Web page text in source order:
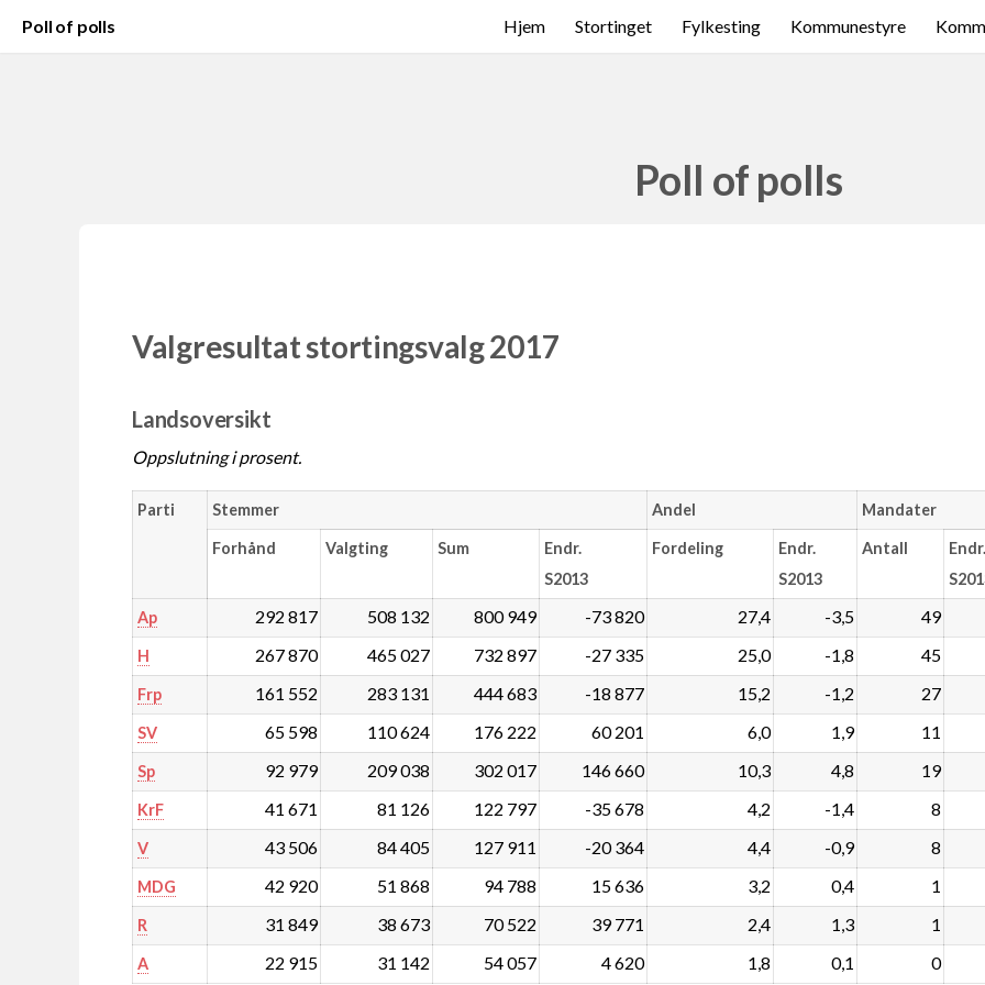
Poll of polls Hjem Stortinget Fylkesting Kommunestyre
Poll of polls
Valgresultat stortingsvalg 2017
Landsoversikt
Oppslutning i prosent.
Parti Stemmer Andel Mandater
Forhånd Valgting Sum
Endr.
S2013
Fordeling
Endr.
S2013
Antall
Endr.
Ap 292 817 508 132 800 949 -73 820 27,4 -3,5 49
H 267 870 465 027 732 897 -27 335 25,0 -1,8 45
Frp 161 552 283 131 444 683 -18 877 15,2 -1,2 27
SV 65 598 110 624 176 222 60 201 6,0 1,9 11
Sp 92 979 209 038 302 017 146 660 10,3 4,8 19
KrF 41 671 81 126 122 797 -35 678 4,2 -1,4 8
V 43 506 84 405 127 911 -20 364 4,4 -0,9 8
MDG 42 920 51 868 94 788 15 636 3,2 0,4 1
R 31 849 38 673 70 522 39 771 2,4 1,3 1
A 22 915 31 142 54 057 4 620 1,8 0,1 0